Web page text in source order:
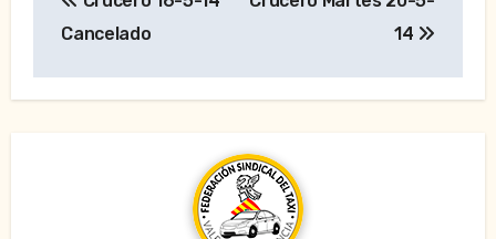
deCancelado
14